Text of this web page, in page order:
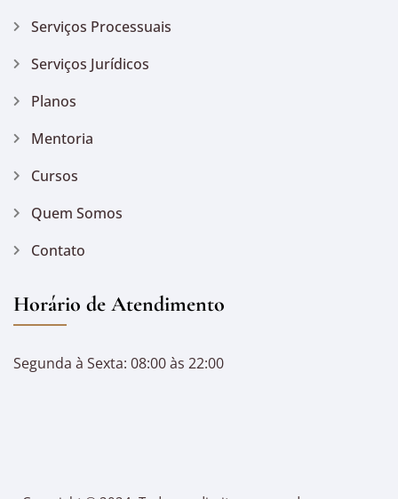
Serviços Processuais
Serviços Jurídicos
Planos
Mentoria
Cursos
Quem Somos
Contato
Horário de Atendimento
Segunda à Sexta: 08:00 às 22:00